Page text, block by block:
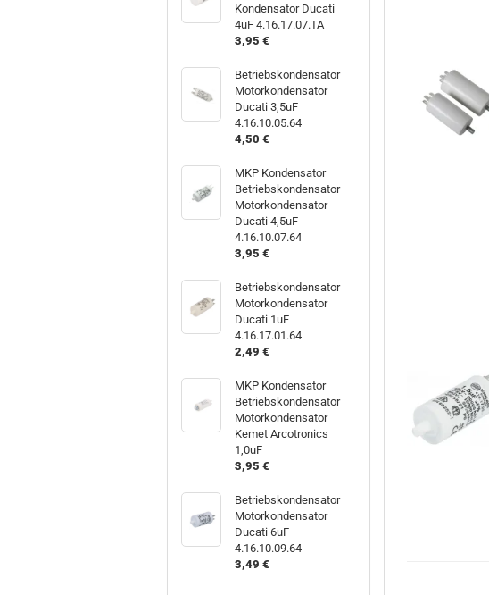
Kondensator Ducati
4uF 4.16.17.07.TA
3,95 €
Betriebskondensator
Motorkondensator
Ducati 3,5uF
4.16.10.05.64
4,50 €
MKP Kondensator
Betriebskondensator
Motorkondensator
Ducati 4,5uF
4.16.10.07.64
3,95 €
Betriebskondensator
Motorkondensator
Ducati 1uF
4.16.17.01.64
2,49 €
MKP Kondensator
Betriebskondensator
Motorkondensator
Kemet Arcotronics
1,0uF
3,95 €
Betriebskondensator
Motorkondensator
Ducati 6uF
4.16.10.09.64
3,49 €